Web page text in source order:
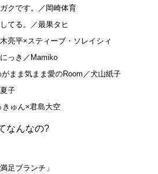
クです。／岡崎体育
てる。／最果タヒ
亮平×スティーブ・ソレイシィ
っき／Mamiko
まま気まま愛のRoom／犬山紙子
子
きゅん×君島大空
なんなの?
足ブランチ」